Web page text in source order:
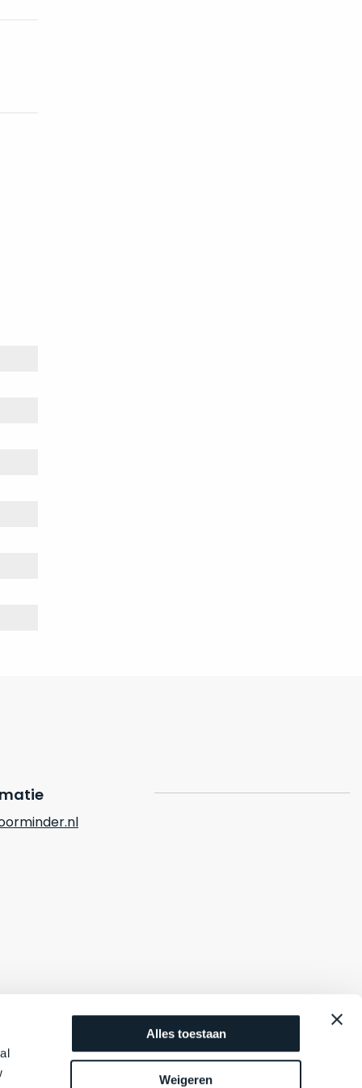
Alles toestaan
Weigeren